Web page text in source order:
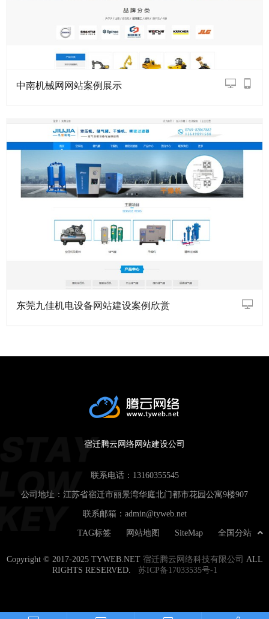
中南机械网网站案例展示
东莞九佳机电设备网站建设案例欣赏
宿迁腾云网络网站建设公司
联系电话： 13160355545
公司地址：江苏省宿迁市丽景湾华庭北门都市花园公寓9楼907
联系邮箱： admin@tyweb.net
全国分站
SiteMap
网站地图
TAG标签
Copyright © 2017-2025 TYWEB.NET 宿迁腾云网络科技有限公司
ALL
RIGHTS RESERVED. 苏ICP备17033535号-1